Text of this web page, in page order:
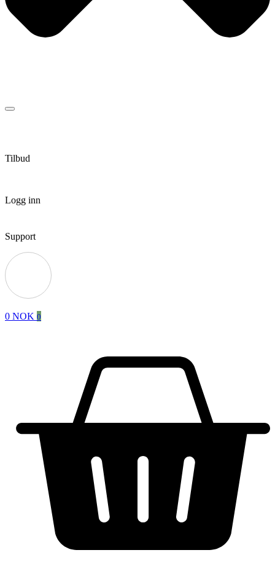
Tilbud
Logg inn
Support
0 NOK 0